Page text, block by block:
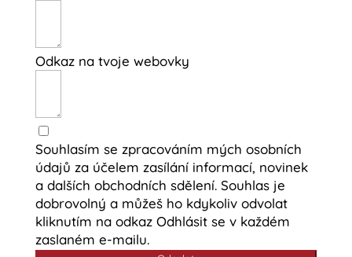
Odkaz na tvoje webovky
Souhlasím se zpracováním mých osobních
údajů za účelem zasílání informací, novinek
a dalších obchodních sdělení. Souhlas je
dobrovolný a můžeš ho kdykoliv odvolat
kliknutím na odkaz Odhlásit se v každém
zaslaném e-mailu.